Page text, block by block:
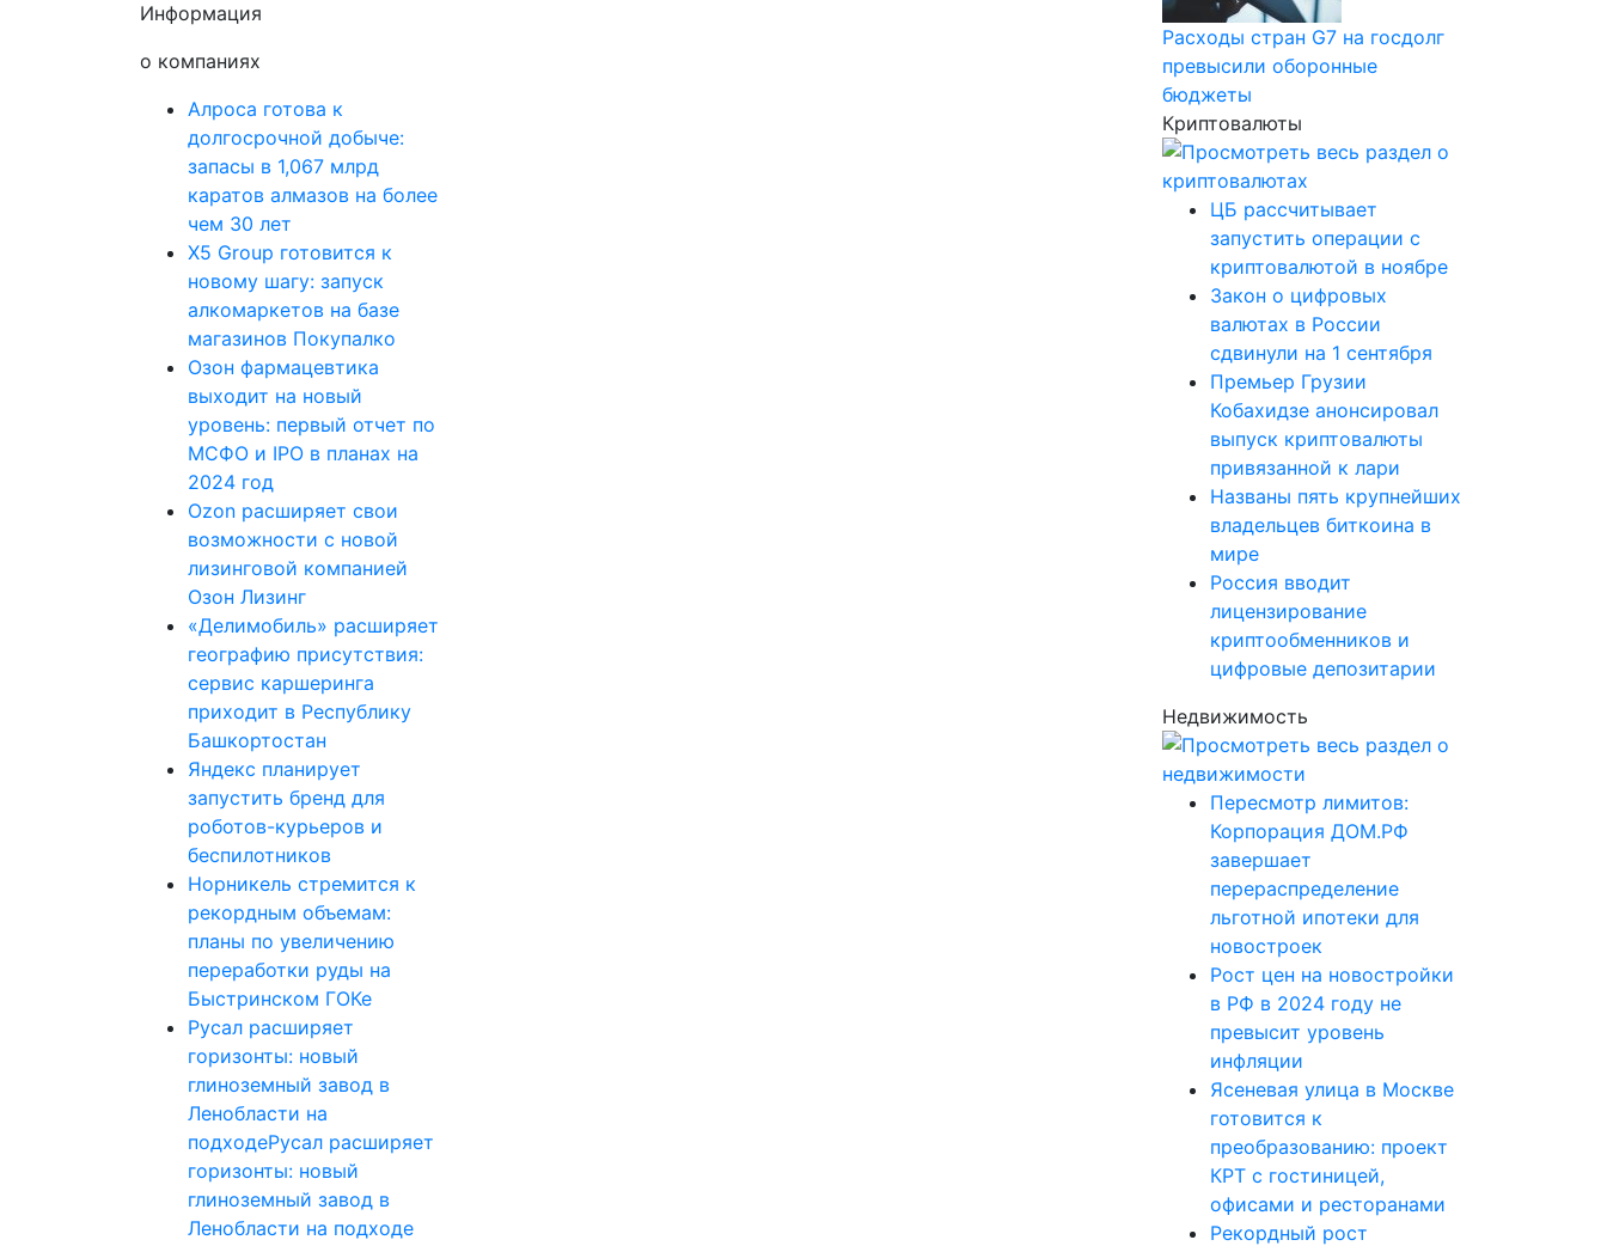
Информация
о компаниях
Алроса готова к
долгосрочной добыче:
запасы в 1,067 млрд
каратов алмазов на более
чем 30 лет
X5 Group готовится к
новому шагу: запуск
алкомаркетов на базе
магазинов Покупалко
Озон фармацевтика
выходит на новый
уровень: первый отчет по
МСФО и IPO в планах на
2024 год
Ozon расширяет свои
возможности с новой
лизинговой компанией
Озон Лизинг
«Делимобиль» расширяет
географию присутствия:
сервис каршеринга
приходит в Республику
Башкортостан
Яндекс планирует
запустить бренд для
роботов-курьеров и
беспилотников
Норникель стремится к
рекордным объемам:
планы по увеличению
переработки руды на
Быстринском ГОКе
Русал расширяет
горизонты: новый
глиноземный завод в
Ленобласти на
подходеРусал расширяет
горизонты: новый
глиноземный завод в
Ленобласти на подходе
Расходы стран G7 на госдолг
превысили оборонные
бюджеты
Криптовалюты
ЦБ рассчитывает
запустить операции с
криптовалютой в ноябре
Закон о цифровых
валютах в России
сдвинули на 1 сентября
Премьер Грузии
Кобахидзе анонсировал
выпуск криптовалюты
привязанной к лари
Названы пять крупнейших
владельцев биткоина в
мире
Россия вводит
лицензирование
криптообменников и
цифровые депозитарии
Недвижимость
Пересмотр лимитов:
Корпорация ДОМ.РФ
завершает
перераспределение
льготной ипотеки для
новостроек
Рост цен на новостройки
в РФ в 2024 году не
превысит уровень
инфляции
Ясеневая улица в Москве
готовится к
преобразованию: проект
КРТ с гостиницей,
офисами и ресторанами
Рекордный рост